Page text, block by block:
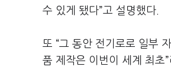
수 있게 됐다”고 설명했다.
또 “그 동안 전기로로 일부
품 제작은 이번이 세계 최초”